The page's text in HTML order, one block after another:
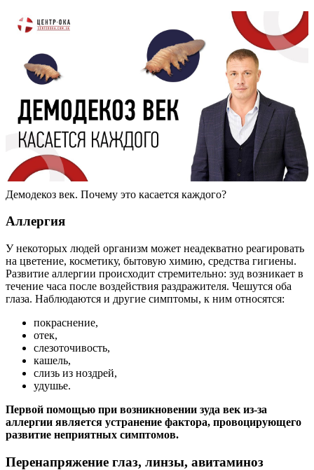
Демодекоз век. Почему это касается каждого?
Аллергия
У некоторых людей организм может неадекватно реагировать
на цветение, косметику, бытовую химию, средства гигиены.
Развитие аллергии происходит стремительно: зуд возникает в
течение часа после воздействия раздражителя. Чешутся оба
глаза. Наблюдаются и другие симптомы, к ним относятся:
покраснение,
отек,
слезоточивость,
кашель,
слизь из ноздрей,
удушье.
Первой помощью при возникновении зуда век из-за
аллергии является устранение фактора, провоцирующего
развитие неприятных симптомов.
Перенапряжение глаз, линзы, авитаминоз